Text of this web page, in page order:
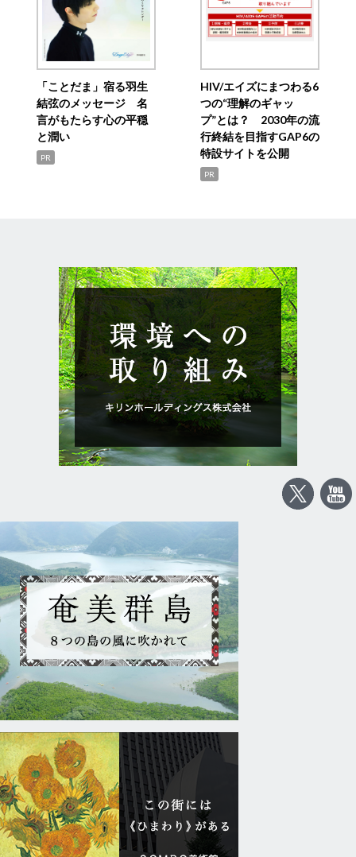
「ことだま」宿る羽生
結弦のメッセージ 名
言がもたらす心の平穏
と潤い
PR
HIV/エイズにまつわる6
つの“理解のギャッ
プ”とは？ 2030年の流
行終結を目指すGAP6の
特設サイトを公開
PR